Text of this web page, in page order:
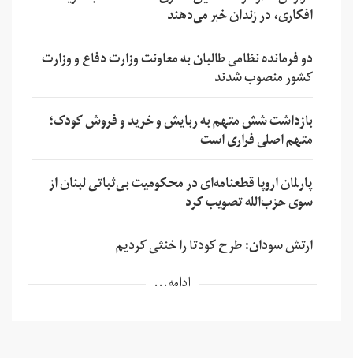
افکاری، در زندان خبر می‌دهند
دو فرمانده نظامی طالبان به معاونت وزارت دفاع و وزارت
کشور منصوب شدند
بازداشت شش متهم به ربایش و خرید و فروش کودک؛
متهم اصلی فراری است
پارلمان اروپا قطعنامه‌ای در محکومیت بی‌ثباتی لبنان از
سوی حزب‌الله تصویب کرد
ارتش سودان: طرح کودتا را خنثی کردیم
ادامه...